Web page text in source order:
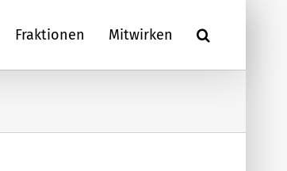
Fraktionen Mitwirken